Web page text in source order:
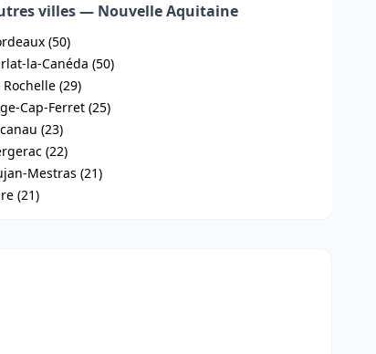
villes — Nouvelle Aquitaine
(50)
la-Canéda (50)
Rochelle (29)
Cap-Ferret (25)
(23)
(22)
Mestras (21)
(21)